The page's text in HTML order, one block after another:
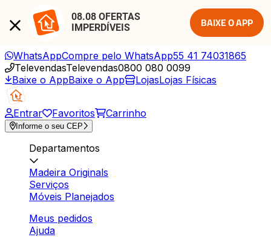
08.08 OFERTAS
IMPERDÍVEIS
BAIXE O APP
WhatsAppCompre pelo WhatsApp55 41 74031865
TelevendasTelevendas0800 080 0099
Baixe o AppBaixe o App LojasLojas Físicas
Entrar Favoritos Carrinho
Informe o seu CEP
Departamentos
Madeira Originals
Serviços
Móveis Planejados
Meus pedidos
Ajuda